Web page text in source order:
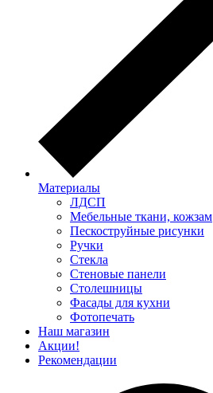
Материалы
ЛДСП
Мебельные ткани, кожзам
Пескоструйные рисунки
Ручки
Стекла
Стеновые панели
Столешницы
Фасады для кухни
Фотопечать
Наш магазин
Акции!
Рекомендации